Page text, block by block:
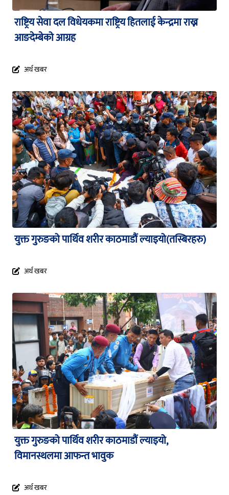
राष्ट्रिय सेवा दल विधेयकमा राष्ट्रिय हितलाई केन्द्रमा राख्न
आङदेम्बेको आग्रह
अर्थ खबर
युक्त गुरुङको पार्थिव शरीर काठमाडौं ल्याइयो(तस्बिरहरु)
अर्थ खबर
युक्त गुरुङको पार्थिव शरीर काठमाडौं ल्याइयो,
विमानस्थलमा आफन्त भावुक
अर्थ खबर